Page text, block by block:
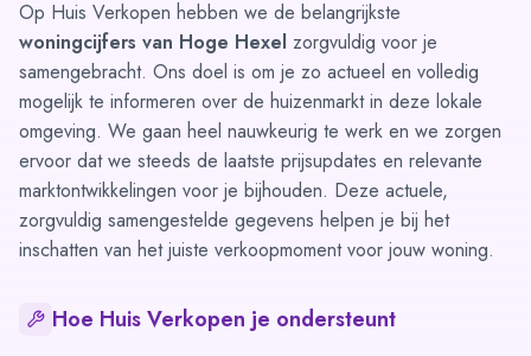
Op Huis Verkopen hebben we de belangrijkste
woningcijfers van Hoge Hexel zorgvuldig voor je
samengebracht. Ons doel is om je zo actueel en volledig
mogelijk te informeren over de huizenmarkt in deze lokale
omgeving. We gaan heel nauwkeurig te werk en we zorgen
ervoor dat we steeds de laatste prijsupdates en relevante
marktontwikkelingen voor je bijhouden. Deze actuele,
zorgvuldig samengestelde gegevens helpen je bij het
inschatten van het juiste verkoopmoment voor jouw woning.
Hoe Huis Verkopen je ondersteunt